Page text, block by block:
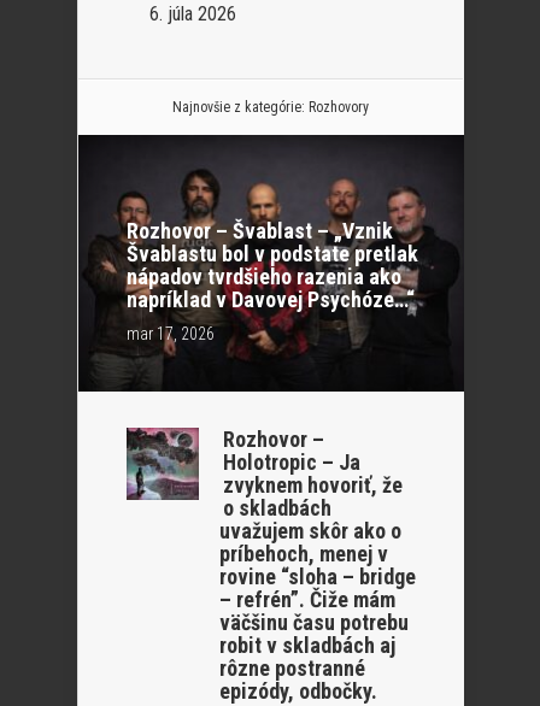
6. júla 2026
Najnovšie z kategórie: Rozhovory
Rozhovor – Švablast – „Vznik
Švablastu bol v podstate pretlak
nápadov tvrdšieho razenia ako
napríklad v Davovej Psychóze…“
mar 17, 2026
Rozhovor –
Holotropic – Ja
zvyknem hovoriť, že
o skladbách
uvažujem skôr ako o
príbehoch, menej v
rovine “sloha – bridge
– refrén”. Čiže mám
väčšinu času potrebu
robit v skladbách aj
rôzne postranné
epizódy, odbočky.